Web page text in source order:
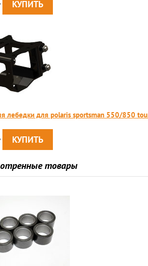
лебедки для polaris sportsman 550/850
товары